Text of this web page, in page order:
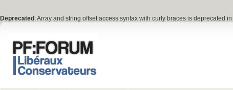
Deprecated : Array and string offset access syntax with curly braces is deprecated in